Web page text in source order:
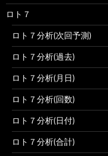
ロト７
ロト７分析(次回予測)
ロト７分析(過去)
ロト７分析(月日)
ロト７分析(回数)
ロト７分析(日付)
ロト７分析(合計)